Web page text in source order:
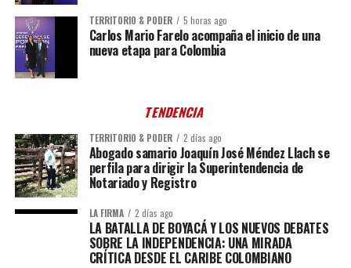
TERRITORIO & PODER 5 horas ago
Carlos Mario Farelo acompaña el inicio de una
nueva etapa para Colombia
TENDENCIA
TERRITORIO & PODER 2 días ago
Abogado samario Joaquín José Méndez Llach se
perfila para dirigir la Superintendencia de
Notariado y Registro
LA FIRMA 2 días ago
LA BATALLA DE BOYACÁ Y LOS NUEVOS DEBATES
SOBRE LA INDEPENDENCIA: UNA MIRADA
CRÍTICA DESDE EL CARIBE COLOMBIANO